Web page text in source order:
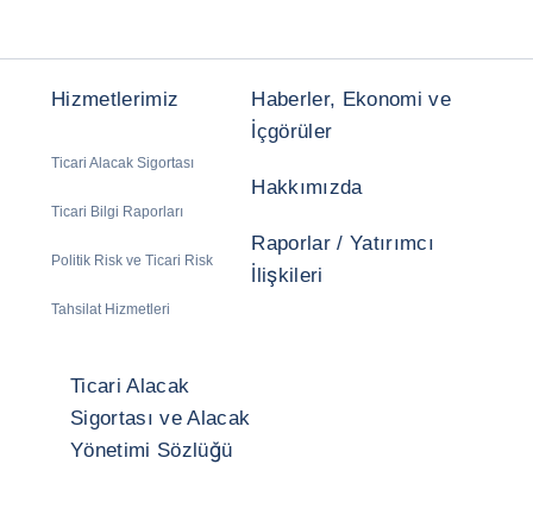
Hizmetlerimiz
Ticari Alacak Sigortası
Ticari Bilgi Raporları
Politik Risk ve Ticari Risk
Tahsilat Hizmetleri
Haberler, Ekonomi ve
İçgörüler
Hakkımızda
Raporlar / Yatırımcı
İlişkileri
Ticari Alacak
Sigortası ve Alacak
Yönetimi Sözlüğü